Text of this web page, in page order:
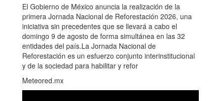
El Gobierno de México anuncia la realización de la
primera Jornada Nacional de Reforestación 2026, una
iniciativa sin precedentes que se llevará a cabo el
domingo 9 de agosto de forma simultánea en las 32
entidades del país.La Jornada Nacional de
Reforestación es un esfuerzo conjunto interinstitucional
y de la sociedad para habilitar y refor
Meteored.mx